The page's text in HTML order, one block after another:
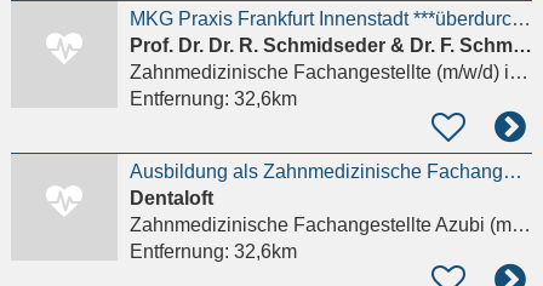
MKG Praxis Frankfurt Innenstadt ***überdurchschnittliche Bezahlung** ZFA/ZMF/ZMV für Verwaltung
Prof. Dr. Dr. R. Schmidseder & Dr. F. Schmidseder
Zahnmedizinische Fachangestellte (m/w/d)in Frankfurt am Main
Entfernung: 32,6km
Ausbildung als Zahnmedizinische Fachangestellte / ZFA (m/w/d)
Dentaloft
Zahnmedizinische Fachangestellte Azubi (m/w/d)
Entfernung: 32,6km